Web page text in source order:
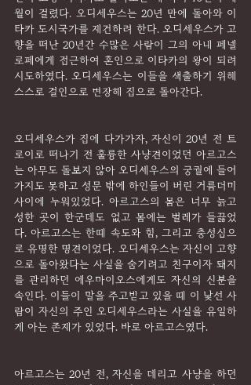
월이 걸렸다. 오디세우스는 20년 만에 돌아와 이
타카 도시국가를 재건하려 한다. 오디세우스가 고
향을 떠난 20년간 수많은 사람이 그의 아내 페넬
로페에게 접근하여 혼인으로 이타카의 왕이 되려
시도하였다. 오디세우스는 이들을 색출하기 위해
스스로 걸인으로 변장해 집으로 돌아간다.
오디세우스가 집에 다가가자, 자신이 20년 전 트
로이로 떠나기 전 훌륭한 사냥견이었던 아르고스
는 아무도 돌보지 않아 오디세우스의 궁궐에 들어
가지도 못하고 성문 밖에 하인들이 버린 거름더미
사이에 누워있었다. 아르고스의 몸은 너무 늙고
성한 곳이 한군데도 없고 몸에는 벌레가 들끓었
다. 아르고스는 한때 속도와 힘, 그리고 충성심으
로 유명한 명견이었다. 오디세우스는 자신이 고향
으로 돌아왔다는 사실을 숨기려고 친구이자 돼지
를 관리하던 에우마이오스에게도 자신의 신분을
속인다. 이들이 말을 주고받고 있을 때 이 낯선 사
람이 자신의 주인 오디세우스라는 사실을 유일하
게 아는 존재가 있었다. 바로 아르고스였다.
아르고스는 20년 전, 자신을 데리고 사냥을 하던